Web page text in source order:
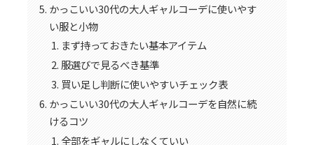
かっこいい30代の大人ギャルコーデに使いやす
い服と小物
まず持っておきたい基本アイテム
服選びで見るべき基準
買い足し判断に使いやすいチェック表
かっこいい30代の大人ギャルコーデを自然に続
けるコツ
全部をギャルにしなくていい